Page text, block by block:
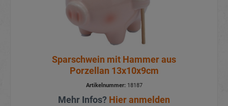
Sparschwein mit Hammer aus
Porzellan 13x10x9cm
Artikelnummer:18187
Mehr Infos? Hier anmelden